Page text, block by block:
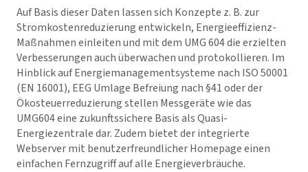
Auf Basis dieser Daten lassen sich Konzepte z. B. zur
Stromkostenreduzierung entwickeln, Energieeffizienz-
Maßnahmen einleiten und mit dem UMG 604 die erzielten
Verbesserungen auch überwachen und protokollieren. Im
Hinblick auf Energiemanagementsysteme nach ISO 50001
(EN 16001), EEG Umlage Befreiung nach §41 oder der
Ökosteuerreduzierung stellen Messgeräte wie das
UMG604 eine zukunftssichere Basis als Quasi-
Energiezentrale dar. Zudem bietet der integrierte
Webserver mit benutzerfreundlicher Homepage einen
einfachen Fernzugriff auf alle Energieverbräuche.